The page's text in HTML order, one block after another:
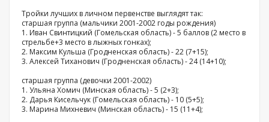
Тройки лучших в личном первенстве выглядят так:
старшая группа (мальчики 2001-2002 годы рождения)
1. Иван Свинтицкий (Гомельская область) - 5 баллов (2 место в
стрельбе+3 место в лыжных гонках);
2. Максим Кульша (Гродненская область) - 22 (7+15);
3. Алексей Тиханович (Гродненская область) - 24 (14+10);
старшая группа (девочки 2001-2002)
1. Ульяна Хомич (Минская область) - 5 (2+3);
2. Дарья Кисельчук (Гомельская область) - 10 (5+5);
3. Марина Михневич (Минская область) - 15 (11+4);